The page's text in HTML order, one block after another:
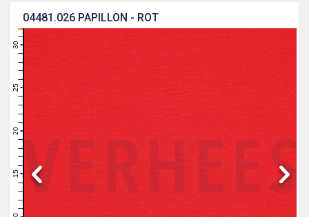
PAPILLON - ROT
04481.026
11
16
21
26